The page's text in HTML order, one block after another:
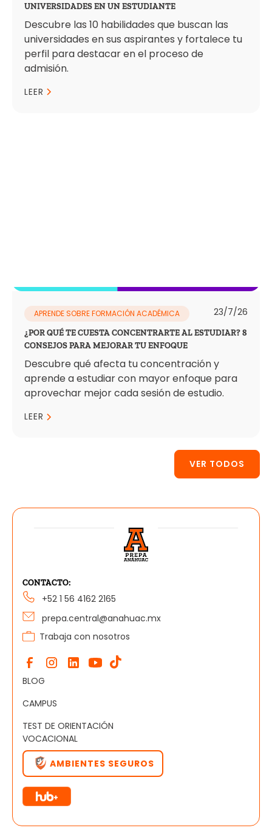
UNIVERSIDADES EN UN ESTUDIANTE
Descubre las 10 habilidades que buscan las
universidades en sus aspirantes y fortalece tu
perfil para destacar en el proceso de
admisión.
LEER
APRENDE SOBRE FORMACIÓN ACADÉMICA 23/7/26
¿POR QUÉ TE CUESTA CONCENTRARTE AL ESTUDIAR? 8
CONSEJOS PARA MEJORAR TU ENFOQUE
Descubre qué afecta tu concentración y
aprende a estudiar con mayor enfoque para
aprovechar mejor cada sesión de estudio.
LEER
VER TODOS
CONTACTO:
+52 1 56 4162 2165
prepa.central@anahuac.mx
Trabaja con nosotros
BLOG
CAMPUS
TEST DE ORIENTACIÓN
VOCACIONAL
AMBIENTES SEGUROS